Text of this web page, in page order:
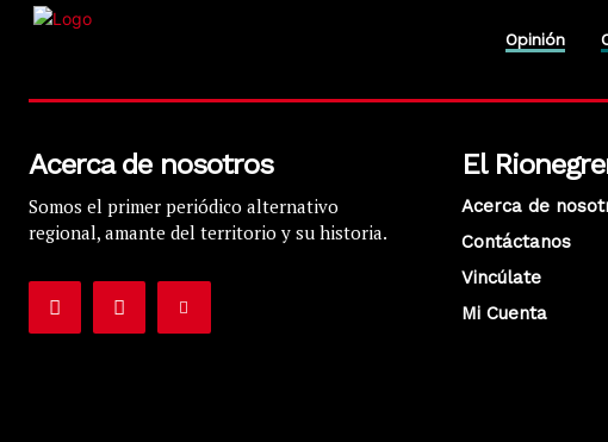
Opinión
Acerca de nosotros
Somos el primer periódico alternativo
regional, amante del territorio y su historia.
El
Acerca de
Contáctanos
Vincúlate
Mi Cuenta